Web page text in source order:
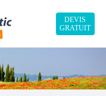
DEVIS
GRATUIT